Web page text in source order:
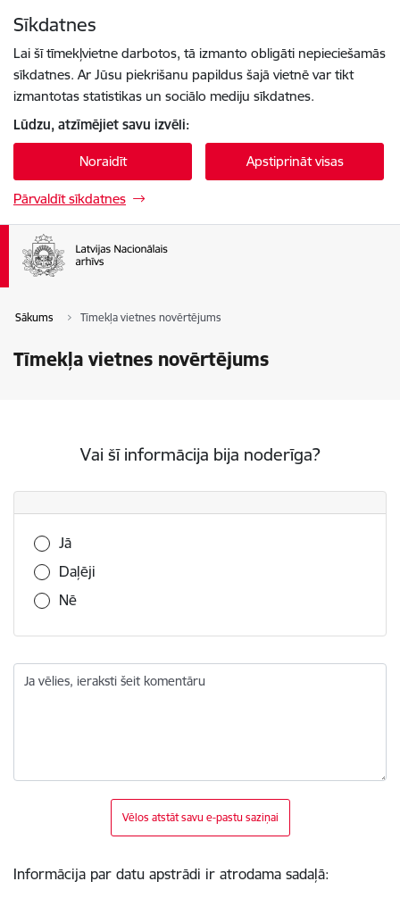
Sīkdatnes
Lai šī tīmekļvietne darbotos, tā izmanto obligāti nepieciešamās
sīkdatnes. Ar Jūsu piekrišanu papildus šajā vietnē var tikt
izmantotas statistikas un sociālo mediju sīkdatnes.
Lūdzu, atzīmējiet savu izvēli:
Noraidīt Apstiprināt visas
Pārvaldīt sīkdatnes
Sākums Tīmekļa vietnes novērtējums
Tīmekļa vietnes novērtējums
Vai šī informācija bija noderīga?
Vai šī informācija bija noderīga?
Jā
Daļēji
Nē
Ja vēlies, ieraksti šeit komentāru
Vēlos atstāt savu e-pastu saziņai
Informācija par datu apstrādi ir atrodama sadaļā: